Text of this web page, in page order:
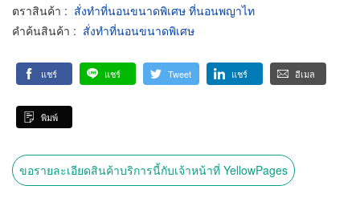
ตราสินค้า : สั่งทำที่นอนขนาดพิเศษ ที่นอนพญาไท
คำค้นสินค้า : สั่งทำที่นอนขนาดพิเศษ
แชร์ แชร์ Tweet แชร์ อีเมล
พิมพ์
ขอรายละเอียดสินค้าบริการนี้กับเจ้าหน้าที่ YellowPages